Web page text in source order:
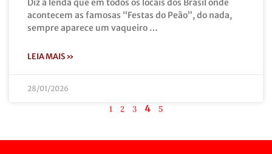
Diz a lenda que em todos os locais dos Brasil onde
acontecem as famosas “Festas do Peão”, do nada,
sempre aparece um vaqueiro …
LEIA MAIS »
28/01/2026
1 2 3 4 5